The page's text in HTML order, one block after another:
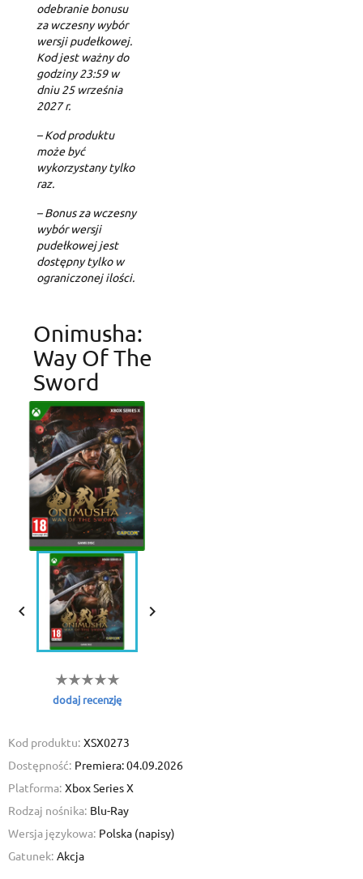
Add to wishlist
add_circle_outline Create new list
Create wishlist
Wishlist name
Sign in
You need to be logged in to save products in your wishlist.
odebranie bonusu
za wczesny wybór
wersji pudełkowej.
Kod jest ważny do
godziny 23:59 w
dniu 25 września
2027 r.
– Kod produktu
może być
wykorzystany tylko
raz.
– Bonus za wczesny
wybór wersji
pudełkowej jest
dostępny tylko w
ograniczonej ilości.
Onimusha:
Way Of The
Sword
 
dodaj recenzję
Kod produktu: XSX0273
Dostępność: Premiera: 04.09.2026
Platforma: Xbox Series X
Rodzaj nośnika: Blu-Ray
Wersja językowa: Polska (napisy)
Gatunek: Akcja